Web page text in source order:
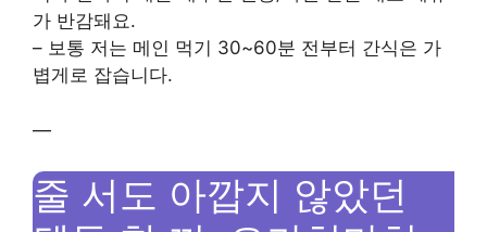
가 반감돼요.
– 보통 저는 메인 먹기 30~60분 전부터 간식은 가
볍게로 잡습니다.
—
줄 서도 아깝지 않았던